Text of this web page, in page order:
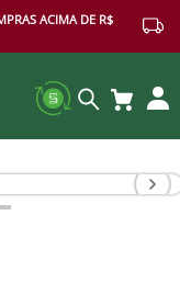
ACIMA DE R$